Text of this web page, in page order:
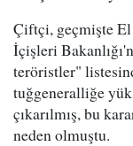
Çiftçi, geçmişte El
İçişleri
teröristler"
tuğgeneralliğe
çıkarılmış, bu
neden olmuştu.